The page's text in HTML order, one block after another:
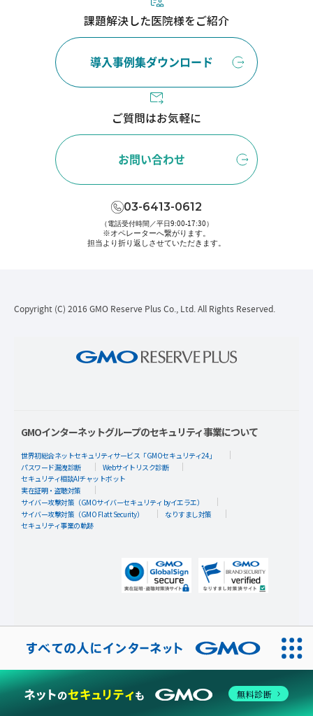
課題解決した医院様をご紹介
導入事例集ダウンロード
ご質問はお気軽に
お問い合わせ
03-6413-0612
（電話受付時間／平日9:00-17:30）
※オペレーターへ繋がります。
担当より折り返しさせていただきます。
Copyright (C) 2016 GMO Reserve Plus Co., Ltd. All Rights Reserved.
GMOインターネットグループのセキュリティ事業について
世界初総合ネットセキュリティサービス「GMOセキュリティ24」
パスワード漏洩診断
Webサイトリスク診断
セキュリティ相談AIチャットボット
実在証明・盗聴対策
サイバー攻撃対策（GMOサイバーセキュリティ byイエラエ）
サイバー攻撃対策（GMO Flatt Security）
なりすまし対策
セキュリティ事業の軌跡
無料診断